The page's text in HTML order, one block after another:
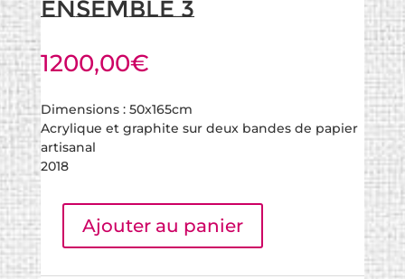
Ensemble 3
1200,00€
Dimensions : 50x165cm
Acrylique et graphite sur deux bandes de papier
artisanal
2018
Ajouter au panier